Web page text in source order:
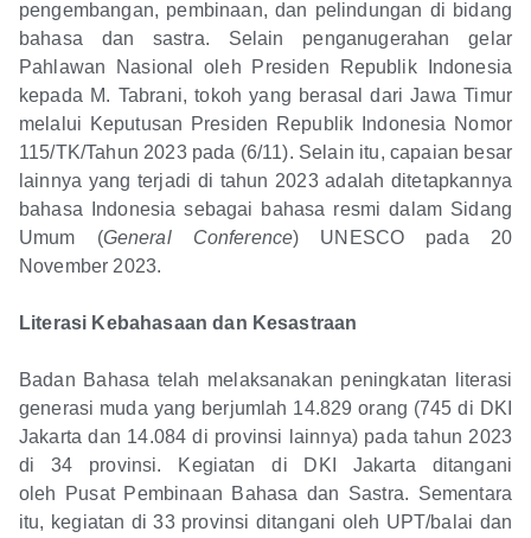
pengembangan, pembinaan, dan pelindungan di bidang
bahasa dan sastra. Selain penganugerahan gelar
Pahlawan Nasional oleh Presiden Republik Indonesia
kepada M. Tabrani, tokoh yang berasal dari Jawa Timur
melalui Keputusan Presiden Republik Indonesia Nomor
115/TK/Tahun 2023 pada (6/11). Selain itu, capaian besar
lainnya yang terjadi di tahun 2023 adalah ditetapkannya
bahasa Indonesia sebagai bahasa resmi dalam Sidang
Umum (General Conference) UNESCO pada 20
November 2023.
Literasi Kebahasaan dan Kesastraan
Badan Bahasa telah melaksanakan peningkatan literasi
generasi muda yang berjumlah 14.829 orang (745 di DKI
Jakarta dan 14.084 di provinsi lainnya) pada tahun 2023
di 34 provinsi. Kegiatan di DKI Jakarta ditangani
oleh Pusat Pembinaan Bahasa dan Sastra. Sementara
itu, kegiatan di 33 provinsi ditangani oleh UPT/balai dan